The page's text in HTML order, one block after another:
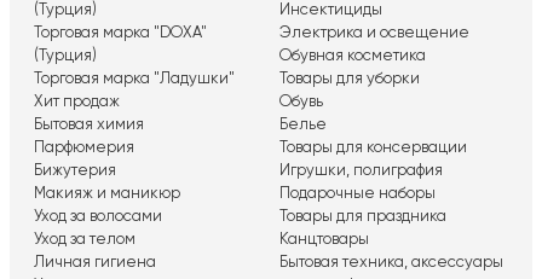
(Турция)
Торговая марка "DOXA"
(Турция)
Торговая марка "Ладушки"
Хит продаж
Бытовая химия
Парфюмерия
Бижутерия
Макияж и маникюр
Уход за волосами
Уход за телом
Личная гигиена
Инсектициды
Электрика и освещение
Обувная косметика
Товары для уборки
Обувь
Белье
Товары для консервации
Игрушки, полиграфия
Подарочные наборы
Товары для праздника
Канцтовары
Бытовая техника, аксессуары